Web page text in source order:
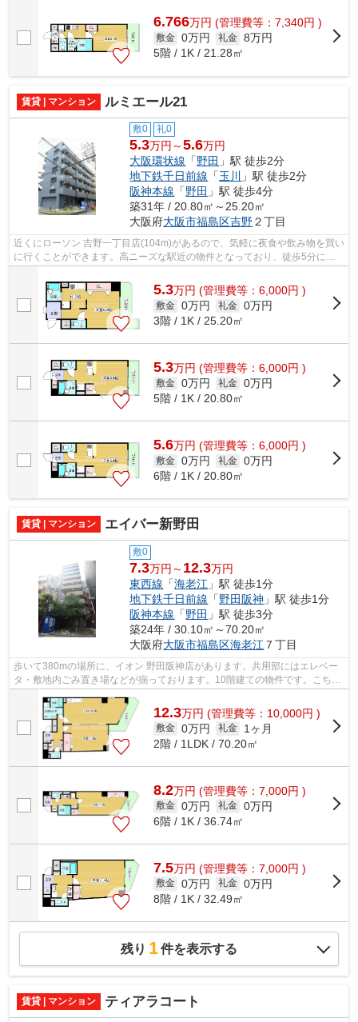
便利なエレベーターがついています。初...
6.766万円 (管理費等：7,340円 )
敷金 0万円 礼金 8万円
5階 / 1K / 21.28㎡
賃貸 | マンション ルミエール21
敷0 礼0
5.3万円～5.6万円
大阪環状線 「野田 」駅 徒歩2分
地下鉄千日前線 「玉川
」駅 徒歩2分
阪神本線 「野田 」駅 徒歩4分
築31年 / 20.80㎡～25.20㎡
大阪府大阪市福島区吉野２丁目
近くにローソン 吉野一丁目店(104m)があるので、気軽に夜食や飲み物を買い
に行くことができます。高ニーズな駅近の物件となっており、徒歩5分に立
5.3万円 (管理費等：6,000円 )
敷金 0万円 礼金 0万円
3階 / 1K / 25.20㎡
5.3万円 (管理費等：6,000円 )
敷金 0万円 礼金 0万円
5階 / 1K / 20.80㎡
5.6万円 (管理費等：6,000円 )
敷金 0万円 礼金 0万円
6階 / 1K / 20.80㎡
賃貸 | マンション エイバー新野田
敷0
7.3万円～ 12.3万円
東西線 「海老江 」駅 徒歩1分
地下鉄千日前線 「野田阪神 」駅 徒歩1分
阪神本線 「野田 」駅 徒歩3分
築24年 / 30.10㎡～70.20㎡
大阪府大阪市福島区海老江 ７丁目
歩いて380mの場所に、イオン 野田阪神店があります。共用部にはエレベー
タ・敷地内ごみ置き場などが揃っております。10階建ての物件です。こちら
12.3万円 (管理費等：10,000円 )
敷金 0万円 礼金
1ヶ月
2階 / 1LDK / 70.20㎡
8.2万円 (管理費等：7,000円 )
敷金 0万円 礼金 0万円
6階 / 1K / 36.74㎡
7.5万円 (管理費等：7,000円 )
敷金 0万円 礼金 0万円
8階 / 1K / 32.49㎡
残り 1件を表示する
賃貸 | マンション ティアラコート